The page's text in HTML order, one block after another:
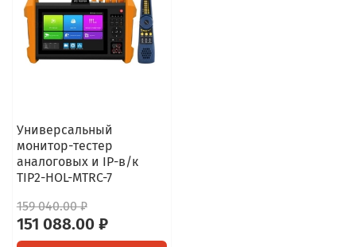
Универсальный
монитор-тестер
аналоговых и IP-в/к
TIP2-HOL-MTRC-7
159 040.00 ₽
151 088.00 ₽